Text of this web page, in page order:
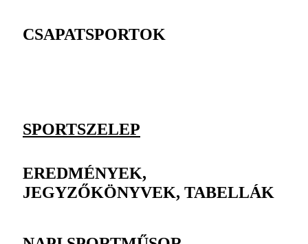
CSAPATSPORTOK
SPORTSZELEP
EREDMÉNYEK,
JEGYZŐKÖNYVEK, TABELLÁK